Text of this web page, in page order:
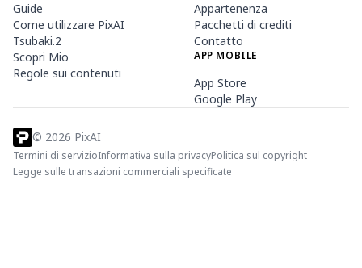
Guide
Come utilizzare PixAI
Tsubaki.2
Scopri Mio
Regole sui contenuti
Appartenenza
Pacchetti di crediti
Contatto
APP MOBILE
App Store
Google Play
© 2026 PixAI
Termini di servizioInformativa sulla privacyPolitica sul copyright
Legge sulle transazioni commerciali specificate